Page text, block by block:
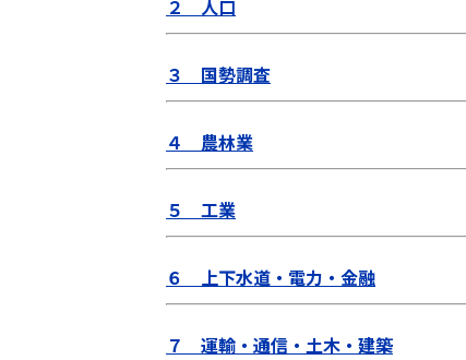
２ 人口
３ 国勢調査
４ 農林業
５ 工業
６ 上下水道・電力・金融
７ 運輸・通信・土木・建築